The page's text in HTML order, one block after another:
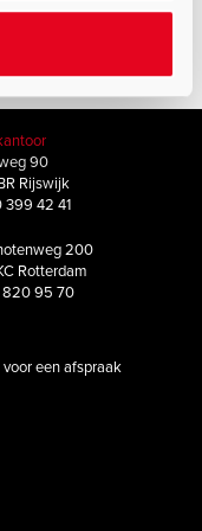
90
Rijswijk
399 42 41
200
Rotterdam
820 95 70
voor een afspraak